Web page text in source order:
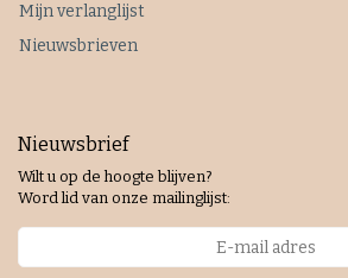
Mijn verlanglijst
Nieuwsbrieven
Nieuwsbrief
Wilt u op de hoogte blijven?
Word lid van onze mailinglijst: